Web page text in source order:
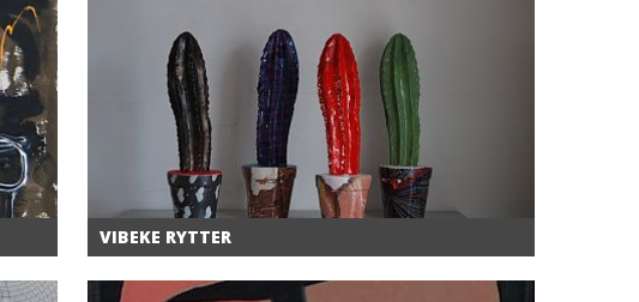
VIBEKE RYTTER